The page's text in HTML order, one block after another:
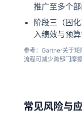
推广至多个部
阶段三（固
入绩效与预算
参考：Gartner关于矩
流程可减少跨部门摩
常见风险与